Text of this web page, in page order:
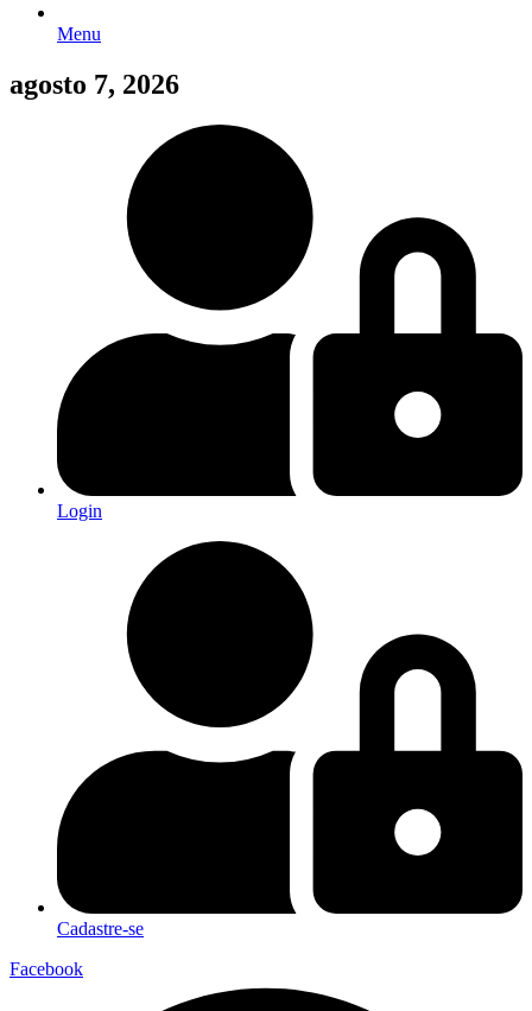
Menu
agosto 7, 2026
Login
Cadastre-se
Facebook